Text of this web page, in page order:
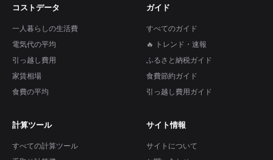
コストデータ
一人暮らしの生活費
電気代の平均
引っ越し費用
家賃相場
食費の平均
ガイド
すべてのガイド
🔥 トレンド・速報
ふるさと納税ガイド
食費節約ガイド
引っ越し費用ガイド
計算ツール
すべての計算ツール
サイト情報
サイトについて